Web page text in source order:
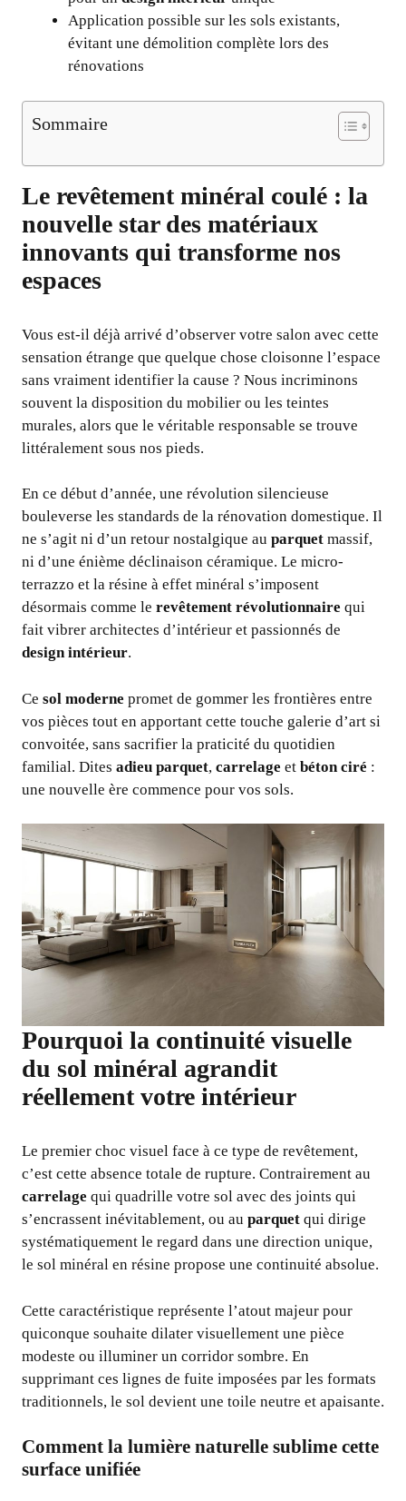
Application possible sur les sols existants,
évitant une démolition complète lors des
rénovations
Sommaire
Le revêtement minéral coulé : la
nouvelle star des matériaux
innovants qui transforme nos
espaces
Vous est-il déjà arrivé d’observer votre salon avec cette
sensation étrange que quelque chose cloisonne l’espace
sans vraiment identifier la cause ? Nous incriminons
souvent la disposition du mobilier ou les teintes
murales, alors que le véritable responsable se trouve
littéralement sous nos pieds.
En ce début d’année, une révolution silencieuse
bouleverse les standards de la rénovation domestique. Il
ne s’agit ni d’un retour nostalgique au parquet massif,
ni d’une énième déclinaison céramique. Le micro-
terrazzo et la résine à effet minéral s’imposent
désormais comme le revêtement révolutionnaire qui
fait vibrer architectes d’intérieur et passionnés de
design intérieur.
Ce sol moderne promet de gommer les frontières entre
vos pièces tout en apportant cette touche galerie d’art si
convoitée, sans sacrifier la praticité du quotidien
familial. Dites adieu parquet, carrelage et béton ciré :
une nouvelle ère commence pour vos sols.
Pourquoi la continuité visuelle
du sol minéral agrandit
réellement votre intérieur
Le premier choc visuel face à ce type de revêtement,
c’est cette absence totale de rupture. Contrairement au
carrelage qui quadrille votre sol avec des joints qui
s’encrassent inévitablement, ou au parquet qui dirige
systématiquement le regard dans une direction unique,
le sol minéral en résine propose une continuité absolue.
Cette caractéristique représente l’atout majeur pour
quiconque souhaite dilater visuellement une pièce
modeste ou illuminer un corridor sombre. En
supprimant ces lignes de fuite imposées par les formats
traditionnels, le sol devient une toile neutre et apaisante.
Comment la lumière naturelle sublime cette
surface unifiée